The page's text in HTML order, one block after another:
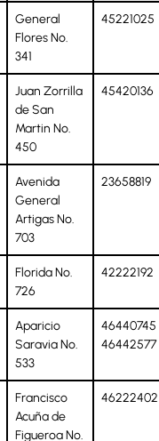
General
Flores No.
341
45221025
Juan Zorrilla
de San
Martin No.
450
45420136
Avenida
General
Artigas No.
703
23658819
Florida No.
726
42222192
Aparicio
Saravia No.
533
46440745
46442577
Francisco
Acuña de
Figueroa No.
46222402